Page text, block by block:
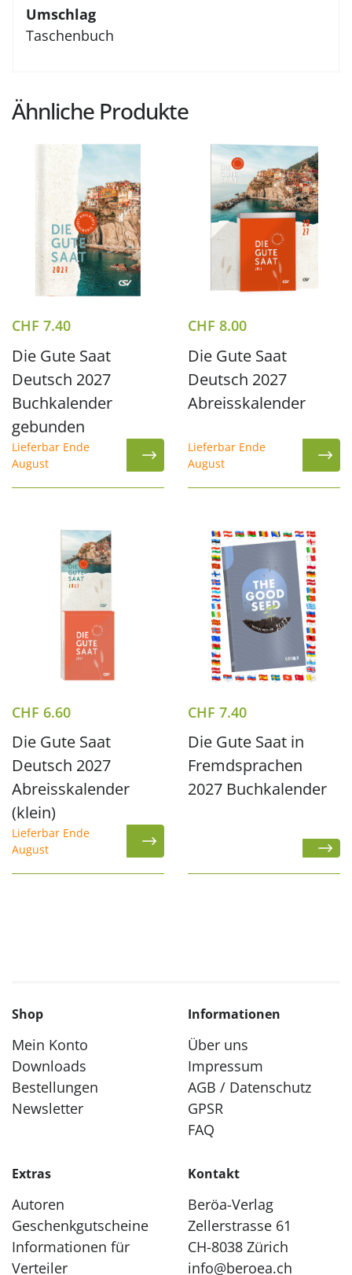
Umschlag
Taschenbuch
Ähnliche Produkte
CHF 7.40
Die Gute Saat
Deutsch 2027
Buchkalender
gebunden
Lieferbar Ende
August
CHF 8.00
Die Gute Saat
Deutsch 2027
Abreisskalender
Lieferbar Ende
August
CHF 6.60
Die Gute Saat
Deutsch 2027
Abreisskalender
(klein)
Lieferbar Ende
August
CHF 7.40
Die Gute Saat in
Fremdsprachen
2027 Buchkalender
Shop
Mein Konto
Downloads
Bestellungen
Newsletter
Informationen
Über uns
Impressum
AGB / Datenschutz
GPSR
FAQ
Extras
Autoren
Geschenkgutscheine
Informationen für
Verteiler
Kontakt
Beröa-Verlag
Zellerstrasse 61
CH-8038 Zürich
info@beroea.ch